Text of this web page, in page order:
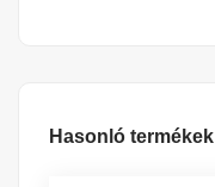
Hasonló termékek